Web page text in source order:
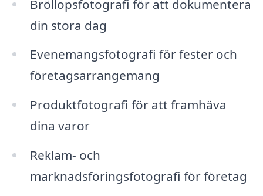
Bröllopsfotografi för att dokumentera
din stora dag
Evenemangsfotografi för fester och
företagsarrangemang
Produktfotografi för att framhäva
dina varor
Reklam- och
marknadsföringsfotografi för företag